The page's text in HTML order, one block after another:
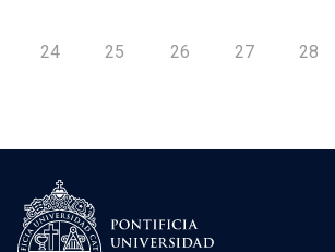
24 25 26 27 28